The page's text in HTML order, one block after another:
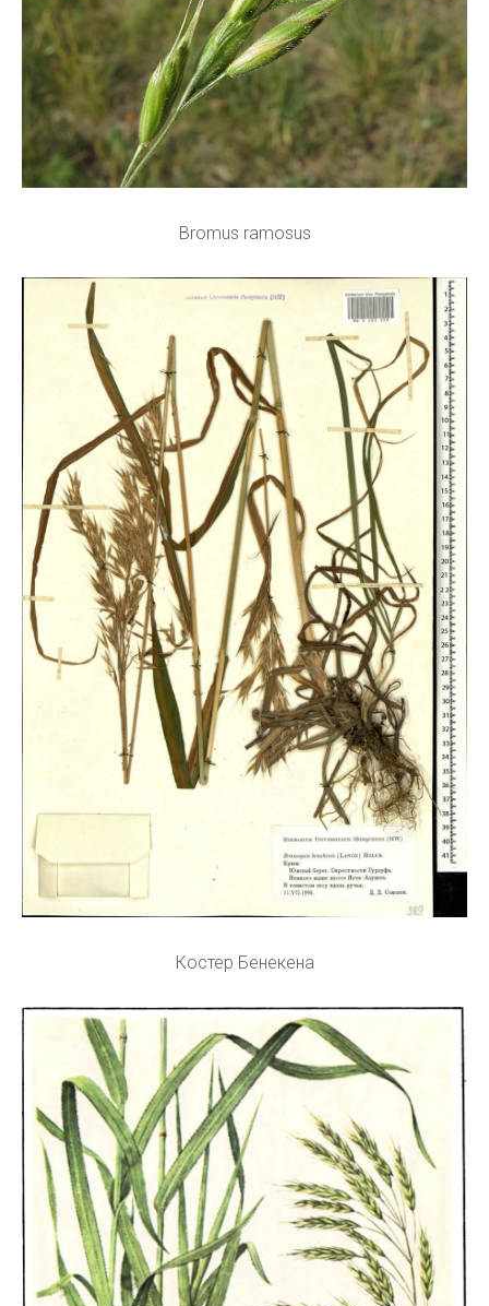
Bromus ramosus
Костер Бенекена